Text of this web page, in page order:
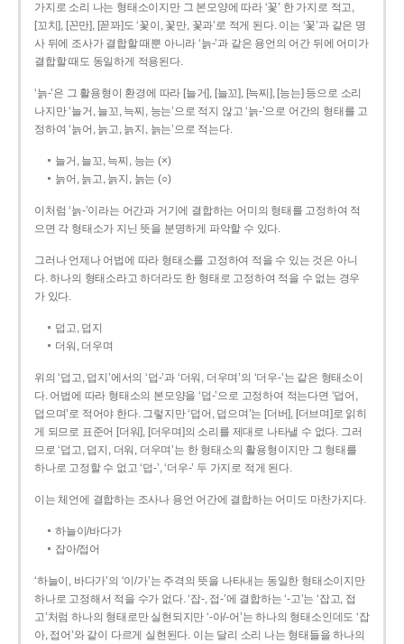
가지로 소리 나는 형태소이지만 그 본모양에 따라 ‘꽃’ 한 가지로 적고,
[꼬치], [꼰만], [꼳꽈]도 ‘꽃이, 꽃만, 꽃과’로 적게 된다. 이는 ‘꽃’과 같은 명
사 뒤에 조사가 결합할 때뿐 아니라 ‘늙-’과 같은 용언의 어간 뒤에 어미가
결합할 때도 동일하게 적용된다.
‘늙-’은 그 활용형이 환경에 따라 [늘거], [늘꼬], [늑찌], [능는] 등으로 소리
나지만 ‘늘거, 늘꼬, 늑찌, 능는’으로 적지 않고 ‘늙-’으로 어간의 형태를 고
정하여 ‘늙어, 늙고, 늙지, 늙는’으로 적는다.
늘거, 늘꼬, 늑찌, 능는 (×)
늙어, 늙고, 늙지, 늙는 (○)
이처럼 ‘늙-­’이라는 어간과 거기에 결합하는 어미의 형태를 고정하여 적
으면 각 형태소가 지닌 뜻을 분명하게 파악할 수 있다.
그러나 언제나 어법에 따라 형태소를 고정하여 적을 수 있는 것은 아니
다. 하나의 형태소라고 하더라도 한 형태로 고정하여 적을 수 없는 경우
가 있다.
덥고, 덥지
더워, 더우며
위의 ‘덥고, 덥지’에서의 ‘덥-­’과 ‘더워, 더우며’의 ‘더우-­’는 같은 형태소이
다. 어법에 따라 형태소의 본모양을 ‘덥-­’으로 고정하여 적는다면 ‘덥어,
덥으며’로 적어야 한다. 그렇지만 ‘덥어, 덥으며’는 [더버], [더브며]로 읽히
게 되므로 표준어 [더워], [더우며]의 소리를 제대로 나타낼 수 없다. 그러
므로 ‘덥고, 덥지, 더워, 더우며’는 한 형태소의 활용형이지만 그 형태를
하나로 고정할 수 없고 ‘덥-’, ‘더우-’ 두 가지로 적게 된다.
이는 체언에 결합하는 조사나 용언 어간에 결합하는 어미도 마찬가지다.
하늘이/바다가
잡아/접어
‘하늘이, 바다가’의 ‘이/가’는 주격의 뜻을 나타내는 동일한 형태소이지만
하나로 고정해서 적을 수가 없다. ‘잡-, 접-’에 결합하는 ‘-고’는 ‘잡고, 접
고’처럼 하나의 형태로만 실현되지만 ‘-아/-어’는 하나의 형태소인데도 ‘잡
아, 접어’와 같이 다르게 실현된다. 이는 달리 소리 나는 형태들을 하나의